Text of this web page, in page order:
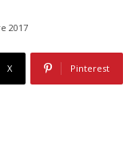
2017
X Pinterest